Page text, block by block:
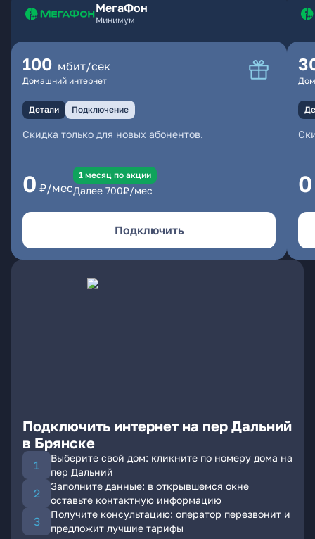
МегаФон
Минимум
100 мбит/сек
Домашний интернет
Детали Подключение
Скидка только для новых абонентов.
0 ₽/мес
1 месяц по акции
Далее 700₽/мес
Подключить
0
Подключить интернет на пер Дальний
в Брянске
Выберите свой дом: кликните по номеру дома на
пер Дальний
Заполните данные: в открывшемся окне
оставьте контактную информацию
Получите консультацию: оператор перезвонит и
предложит лучшие тарифы